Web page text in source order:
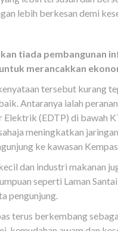
lebih berkesan demi
tiada pembangunan
merancakkan
tersebut kurang
Antaranya ialah
(EDTP) di bawah
meningkatkan
ke kawasan
dan industri makanan
seperti Laman
pengunjung.
terus berkembang